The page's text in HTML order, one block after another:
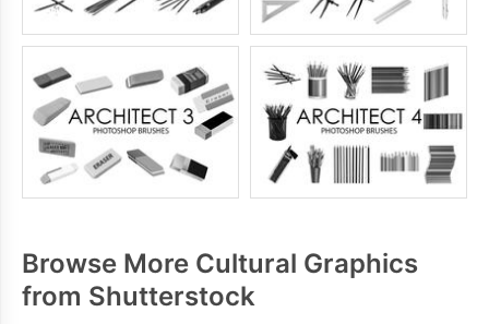
Browse More Cultural Graphics
from Shutterstock